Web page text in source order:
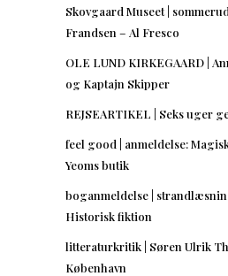
Skovgaard Museet |
Frandsen – Al Fresco
OLE LUND KIRKEGAARD |
og Kaptajn Skipper
REJSEARTIKEL | Seks uger
feel good | anmeldelse:
Yeoms butik
boganmeldelse |
Historisk fiktion
litteraturkritik | Søren Ulrik
København